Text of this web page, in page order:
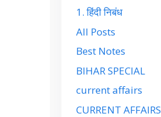
1. हिंदी निबंध
All Posts
Best Notes
BIHAR SPECIAL
current affairs
CURRENT